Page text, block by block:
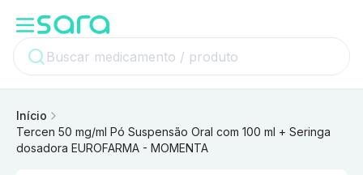
Início
Tercen 50 mg/ml Pó Suspensão Oral com 100 ml + Seringa
dosadora EUROFARMA - MOMENTA